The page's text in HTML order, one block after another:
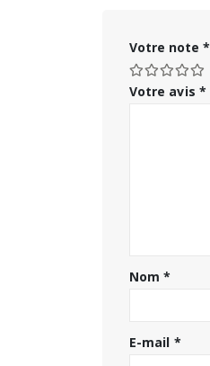
Votre note *
Votre avis *
Nom*
E-mail *